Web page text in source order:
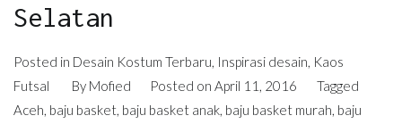
Selatan
Posted in Desain Kostum Terbaru, Inspirasi desain, Kaos
Futsal
By Mofied Posted onApril 11, 2016
Tagged
Aceh, baju basket, baju basket anak, baju basket murah, baju